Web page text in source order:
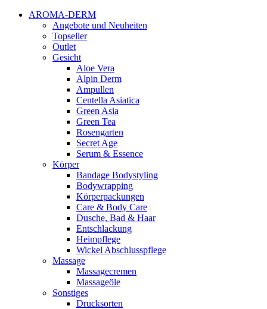
AROMA-DERM
Angebote und Neuheiten
Topseller
Outlet
Gesicht
Aloe Vera
Alpin Derm
Ampullen
Centella Asiatica
Green Asia
Green Tea
Rosengarten
Secret Age
Serum & Essence
Körper
Bandage Bodystyling
Bodywrapping
Körperpackungen
Care & Body Care
Dusche, Bad & Haar
Entschlackung
Heimpflege
Wickel Abschlusspflege
Massage
Massagecremen
Massageöle
Sonstiges
Drucksorten